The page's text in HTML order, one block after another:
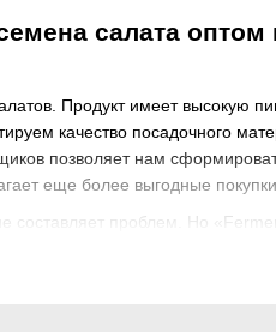
салата оптом
Продукт имеет высокую
качество посадочного
позволяет нам
еще более выгодные
составляет проблем. Но